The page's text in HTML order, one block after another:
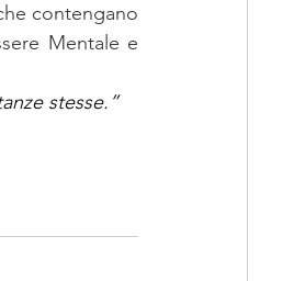
contengano
Mentale e
stesse.”